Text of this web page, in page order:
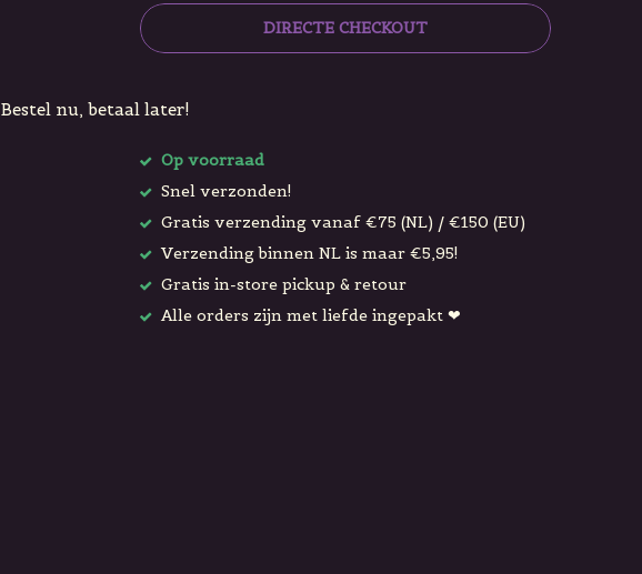
DIRECTE CHECKOUT
Bestel nu, betaal later!
Op voorraad
Snel verzonden!
Gratis verzending vanaf €75 (NL) / €150 (EU)
Verzending binnen NL is maar €5,95!
Gratis in-store pickup & retour
Alle orders zijn met liefde ingepakt ❤